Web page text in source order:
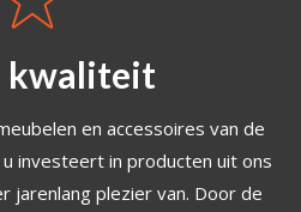
kwaliteit
en accessoires van de
investeert in producten uit ons
jarenlang plezier van. Door de